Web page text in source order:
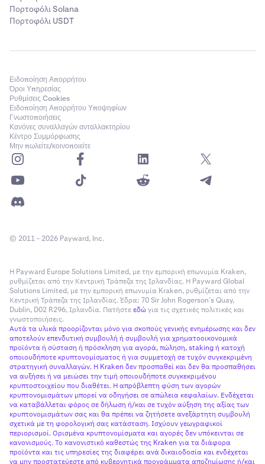
Πορτοφόλι Solana
Πορτοφόλι USDT
Ειδοποίηση Απορρήτου
Όροι Υπηρεσίας
Ρυθμίσεις Cookies
Ειδοποίηση Απορρήτου Υποψηφίων
Γνωστοποιήσεις
Κανόνες συναλλαγών ανταλλακτηρίου
Κέντρο Συμμόρφωσης
Μην πωλείτε/κοινοποιείτε
© 2011 - 2026 Payward, Inc.
Η Payward Europe Solutions Limited, με την εμπορική επωνυμία Kraken,
ρυθμίζεται από την Κεντρική Τράπεζα της Ιρλανδίας. Η Payward Global
Solutions Limited, με την εμπορική επωνυμία Kraken, ρυθμίζεται από την
Κεντρική Τράπεζα της Ιρλανδίας. Έδρα: 70 Sir John Rogerson’s Quay,
Dublin, D02 R296, Ιρλανδία. Πατήστεεδώγια τις σχετικές πολιτικές και
γνωστοποιήσεις.
Αυτά τα υλικά προορίζονται μόνο για σκοπούς γενικής ενημέρωσης και δεν
αποτελούν επενδυτική συμβουλή ή συμβουλή για χρηματοοικονομικά
προϊόντα ή σύσταση ή πρόσκληση για αγορά, πώληση, staking ή κατοχή
οποιουδήποτε κρυπτονομίσματος ή για συμμετοχή σε τυχόν συγκεκριμένη
στρατηγική συναλλαγών. Η Kraken δεν προσπαθεί και δεν θα προσπαθήσει
να αυξήσει ή να μειώσει την τιμή οποιουδήποτε συγκεκριμένου
κρυπτοστοιχείου που διαθέτει. Η απρόβλεπτη φύση των αγορών
κρυπτονομισμάτων μπορεί να οδηγήσει σε απώλεια κεφαλαίων. Ενδέχεται
να καταβάλλεται φόρος σε δήλωση ή/και σε τυχόν αύξηση της αξίας των
κρυπτονομισμάτων σας και θα πρέπει να ζητήσετε ανεξάρτητη συμβουλή
σχετικά με τη φορολογική σας κατάσταση. Ισχύουν γεωγραφικοί
περιορισμοί. Ορισμένα κρυπτονομίσματα και αγορές δεν υπόκεινται σε
κανονισμούς. Το κανονιστικό καθεστώς της Kraken για τα διάφορα
προϊόντα και τις υπηρεσίες της διαφέρει ανά δικαιοδοσία και ενδέχεται
να μην προστατεύεστε από κυβερνητικά προγράμματα αποζημίωσης ή/και